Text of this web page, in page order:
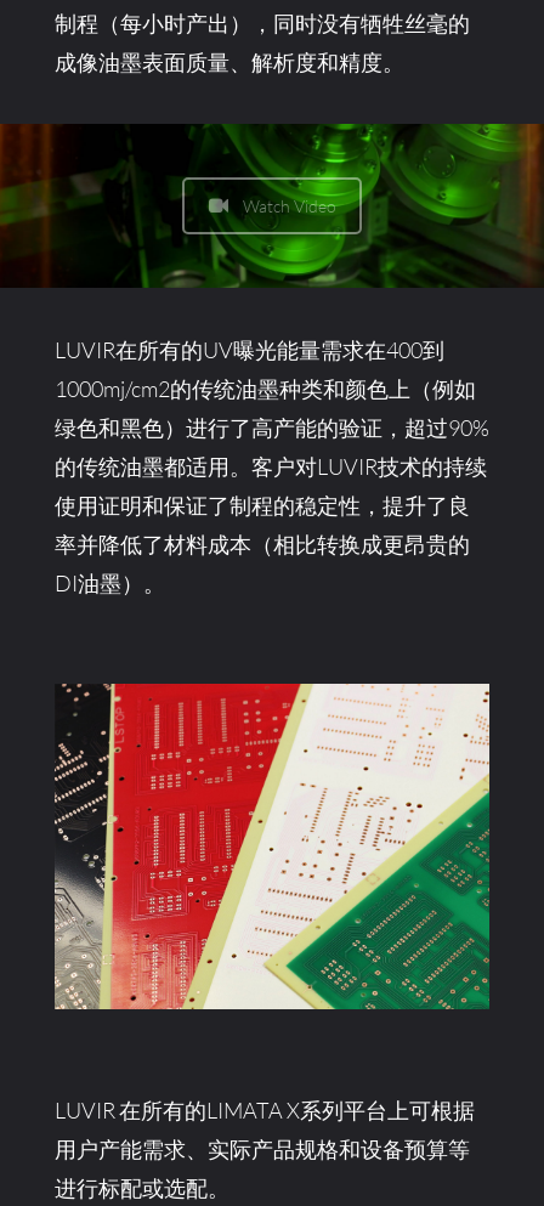
制程（每小时产出），同时没有牺牲丝毫的
成像油墨表面质量、解析度和精度。
Watch Video
LUVIR在所有的UV曝光能量需求在400到
1000mj/cm2的传统油墨种类和颜色上（例如
绿色和黑色）进行了高产能的验证，超过90%
的传统油墨都适用。客户对LUVIR技术的持续
使用证明和保证了制程的稳定性，提升了良
率并降低了材料成本（相比转换成更昂贵的
DI油墨）。
LUVIR 在所有的LIMATA X系列平台上可根据
用户产能需求、实际产品规格和设备预算等
进行标配或选配。